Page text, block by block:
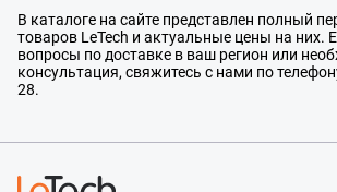
В каталоге на сайте представлен полный
товаров LeTech и актуальные цены на них.
вопросы по доставке в ваш регион или
консультация, свяжитесь с нами по
28.